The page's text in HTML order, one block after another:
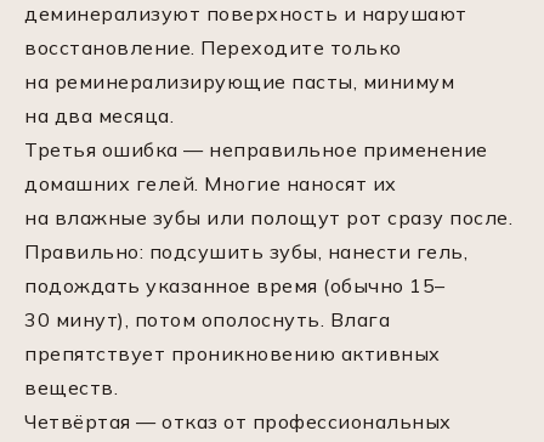
деминерализуют поверхность и нарушают
восстановление. Переходите только
на реминерализирующие пасты, минимум
на два месяца.
Третья ошибка — неправильное применение
домашних гелей. Многие наносят их
на влажные зубы или полощут рот сразу после.
Правильно: подсушить зубы, нанести гель,
подождать указанное время (обычно 15–
30 минут), потом ополоснуть. Влага
препятствует проникновению активных
веществ.
Четвёртая — отказ от профессиональных